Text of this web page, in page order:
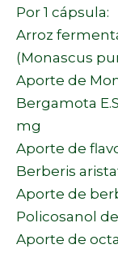
Por 1 cápsula:
Arroz
(Monascus
Aporte de
Bergamota
mg
Aporte de
Berberis
Aporte de
Policosanol
Aporte de